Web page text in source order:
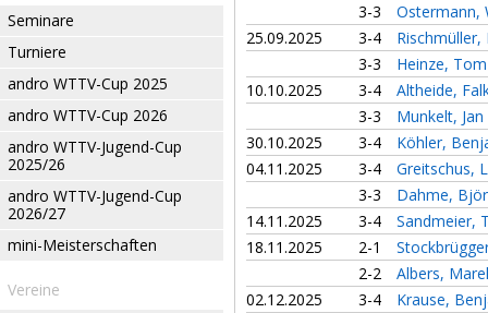
Seminare
Turniere
andro WTTV-Cup 2025
andro WTTV-Cup 2026
andro WTTV-Jugend-Cup
2025/26
andro WTTV-Jugend-Cup
2026/27
mini-Meisterschaften
Vereine
3-3
Ostermann,
25.09.2025
3-4
3-3
Heinze,
10.10.2025
3-4
Altheide,
3-3
Munkelt, Jan
30.10.2025
3-4
Köhler,
04.11.2025
3-4
Greitschus,
3-3
Dahme,
14.11.2025
3-4
Sandmeier,
18.11.2025
2-1
2-2
Albers,
02.12.2025
3-4
Krause,